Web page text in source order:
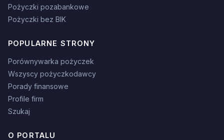
Pożyczki pozabankowe
Pożyczki bez BIK
POPULARNE STRONY
Porównywarka pożyczek
Wszyscy pożyczkodawcy
Porady finansowe
Profile firm
Szukaj
O PORTALU